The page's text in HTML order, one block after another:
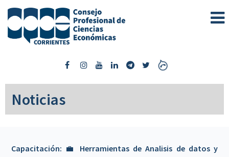
Noticias
Capacitación: 💼 Herramientas de Analisis de datos y